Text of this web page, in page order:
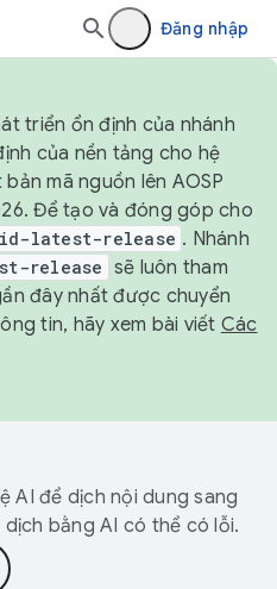
Đăng nhập
triển ổn định của nhánh
của nền tảng cho hệ
mã nguồn lên AOSP
Để tạo và đóng góp cho
latest-release . Nhánh
release sẽ luôn tham
đây nhất được chuyển
tin, hãy xem bài viết Các
AI để dịch nội dung sang
bằng AI có thể có lỗi.